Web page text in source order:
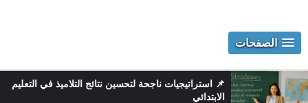
الصفحات
📌 استراتيجيات ناجحة لتحسين نتائج التلاميذ في التعليم
الابتدائي